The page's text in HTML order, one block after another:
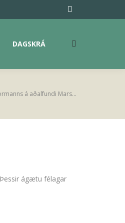
Facebook
opens
new
DAGSKRÁ Search:
á aðalfundi Mars…
ágætu félagar
Search: